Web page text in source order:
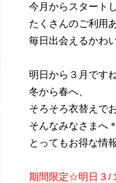
今月からスタート
たくさんのご利用
毎日出会えるかわ
明日から３月です
冬から春へ、
そろそろ衣替えで
そんなみなさまへ＊
とってもお得な情
期間限定☆明日３/